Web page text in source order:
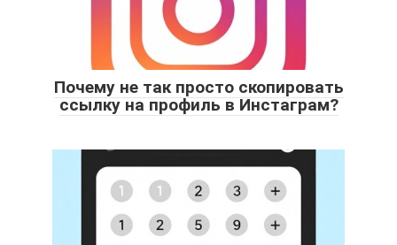
Почему не так просто скопировать
ссылку на профиль в Инстаграм?